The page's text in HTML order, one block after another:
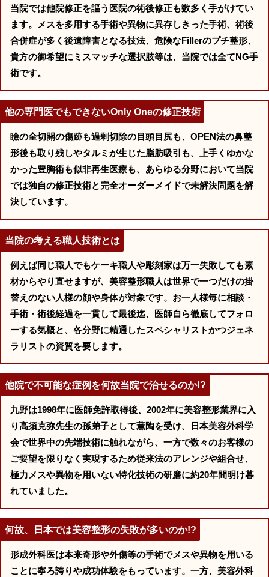
当院では他院修正を謳う医院の術後修正も数多く手がけてい
ます。メスを多用する手術や異物に異存しきった手術、術後
合併症が多く後遺障害となる技法、危険なFillerのプチ整形、
貴方の御希望にミスマッチな選択肢等は、当院では全てNG手
術です。
他の専門医でもできないOnly Oneの修正技術
瞼の全切開の傷跡も過剰切除の目頭目尻も、OPEN法の鼻整
形後も取り残しやタルミが生じた脂肪吸引も、上手くゆかな
かった豊胸術も似非再生医療も、あらゆる分野において当院
では独自の修正技術と完全オーダーメイドで未解決問題を解
決しています。
当院の考える職人技術とは
例えば同じ職人でもケーキ職人や彫刻家は万一失敗しても素
材からやり直せますが、美容整形職人は世界で一つだけの掛
替えのない人様の顔や身体が対象です。お一人様毎に相談・
手術・術後経過を一貫して最後迄、医師自ら徹底してフォロ
ーする気概と、各分野に精通したスペシャリストかつジェネ
ラリストの資質を要します。
他院で不可能な症例を何故当院で治せるのか!?
九野は1998年に医師免許取得後、2002年に美容整形業界に入
り高須克弥先生の孫弟子として薫陶を受け、日本美容外科学
会で世界中の先端技術に触れながら、一方で数々のお客様の
ご要望を限りなく実現するため従来法のアレンジや組合せ、
極力メスや異物を用いない特化技術の研磨に約20年間明け暮
れていました。
何故、日本では美容整形の失敗が多いのか!?
形成外科医は本来奇形や外傷等の手術でメスや異物を用いる
ことに寧ろ誇りや成功体験をもっています。一方、美容外科